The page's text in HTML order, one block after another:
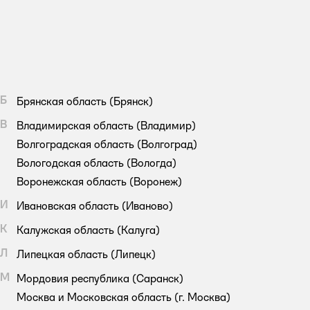
Б Брянская область (Брянск)
В
Владимирская область (Владимир)
Волгоградская область (Волгоград)
Вологодская область (Вологда)
Воронежская область (Воронеж)
И
Ивановская область (Иваново)
К
Калужская область (Калуга)
Л
Липецкая область (Липецк)
М
Мордовия республика (Саранск)
Москва и Московская область (г. Москва)